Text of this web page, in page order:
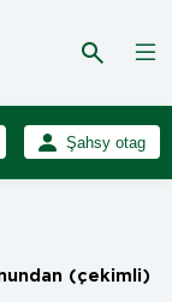
Şahsy otag
(çekimli)